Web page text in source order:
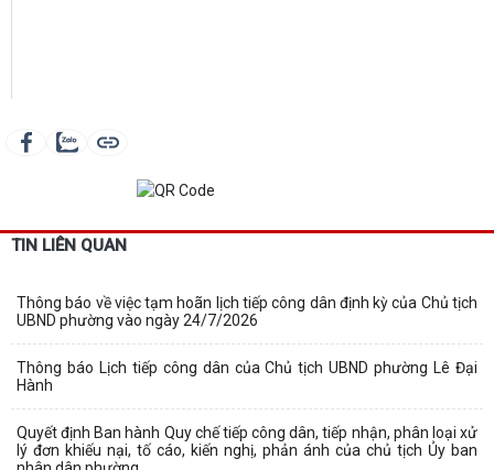
TIN LIÊN QUAN
Thông báo về việc tạm hoãn lịch tiếp công dân định kỳ của Chủ tịch
UBND phường vào ngày 24/7/2026
Thông báo Lịch tiếp công dân của Chủ tịch UBND phường Lê Đại
Hành
Quyết định Ban hành Quy chế tiếp công dân, tiếp nhận, phân loại xử
lý đơn khiếu nại, tố cáo, kiến nghị, phản ánh của chủ tịch Ủy ban